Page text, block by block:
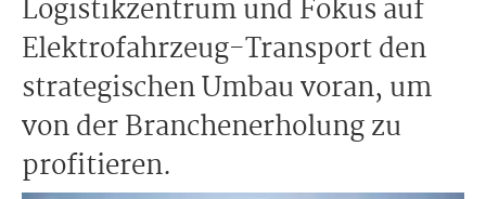
Logistikzentrum und Fokus auf
Elektrofahrzeug-Transport den
strategischen Umbau voran, um
von der Branchenerholung zu
profitieren.